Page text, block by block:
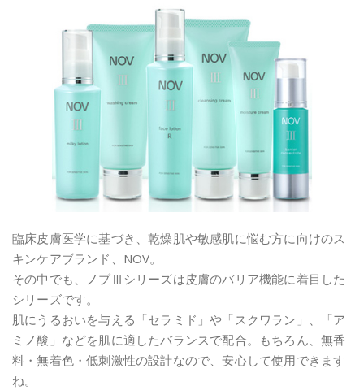
臨床皮膚医学に基づき、乾燥肌や敏感肌に悩む方に向けのス
キンケアブランド、NOV。
その中でも、ノブⅢシリーズは皮膚のバリア機能に着目した
シリーズです。
肌にうるおいを与える「セラミド」や「スクワラン」、「ア
ミノ酸」などを肌に適したバランスで配合。もちろん、無香
料・無着色・低刺激性の設計なので、安心して使用できます
ね。